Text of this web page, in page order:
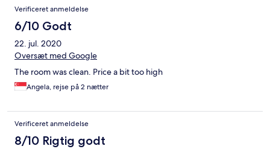
Verificeret anmeldelse
6/10 Godt
22. jul. 2020
Oversæt med Google
The room was clean. Price a bit too high
Angela, rejse på 2 nætter
Verificeret anmeldelse
8/10 Rigtig godt